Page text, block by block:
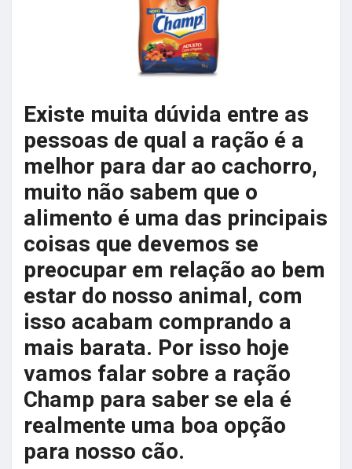
Existe muita dúvida entre as
pessoas de qual a ração é a
melhor para dar ao cachorro,
muito não sabem que o
alimento é uma das principais
coisas que devemos se
preocupar em relação ao bem
estar do nosso animal, com
isso acabam comprando a
mais barata. Por isso hoje
vamos falar sobre a ração
Champ para saber se ela é
realmente uma boa opção
para nosso cão.